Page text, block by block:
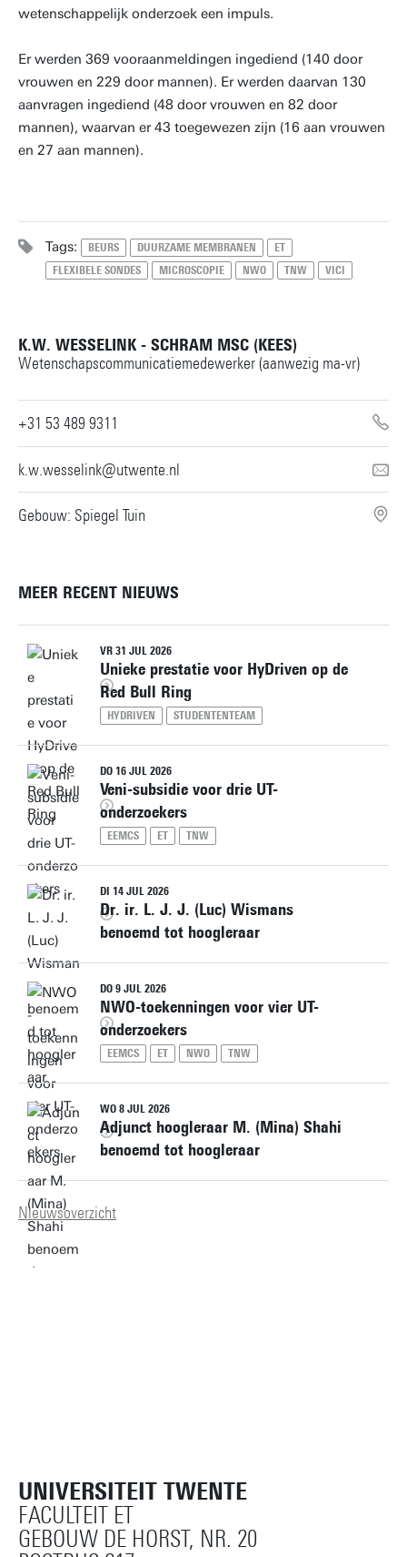
wetenschappelijk onderzoek een impuls.
Er werden 369 vooraanmeldingen ingediend (140 door
vrouwen en 229 door mannen). Er werden daarvan 130
aanvragen ingediend (48 door vrouwen en 82 door
mannen), waarvan er 43 toegewezen zijn (16 aan vrouwen
en 27 aan mannen).
Tags: BEURS DUURZAME MEMBRANEN
ET
FLEXIBELE SONDES
MICROSCOPIE NWO TNW VICI
K.W. WESSELINK - SCHRAM MSC (KEES)
Wetenschapscommunicatiemedewerker (aanwezig ma-vr)
+31 53 489 9311
k.w.wesselink@utwente.nl
Gebouw: Spiegel Tuin
MEER RECENT NIEUWS
VR 31 JUL 2026
Unieke prestatie voor HyDriven op de
Red Bull Ring
HYDRIVEN STUDENTENTEAM
DO 16 JUL 2026
Veni-subsidie voor drie UT-
onderzoekers
EEMCS ET TNW
DI 14 JUL 2026
Dr. ir. L. J. J. (Luc) Wismans
benoemd tot hoogleraar
DO 9 JUL 2026
NWO-toekenningen voor vier UT-
onderzoekers
EEMCS ET NWO TNW
WO 8 JUL 2026
Adjunct hoogleraar M. (Mina) Shahi
benoemd tot hoogleraar
Nieuwsoverzicht
UNIVERSITEIT TWENTE
FACULTEIT ET
GEBOUW DE HORST, NR. 20